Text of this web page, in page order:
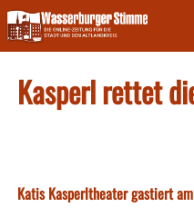
Skip
to
content
Kasperl rettet
Katis Kasperltheater gastiert